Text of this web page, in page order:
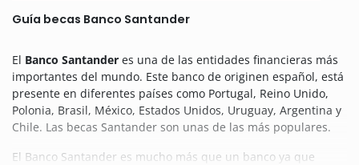
Guía becas Banco Santander
El Banco Santander es una de las entidades financieras más
importantes del mundo. Este banco de originen español, está
presente en diferentes países como Portugal, Reino Unido,
Polonia, Brasil, México, Estados Unidos, Uruguay, Argentina y
Chile. Las becas Santander son unas de las más populares.
El Banco Santander es mucho más que un banco ya que